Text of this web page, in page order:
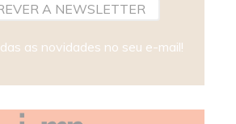
A NEWSLETTER
as novidades no seu e-mail!